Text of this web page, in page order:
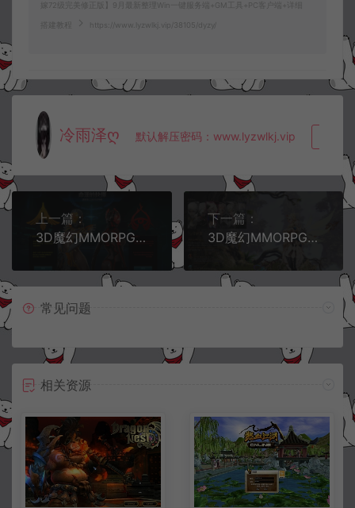
嫁72级完美修正版】9月最新整理Win一键服务端+GM工具+PC客户端+详细
搭建教程 https://www.lyzwlkj.vip/38105/dyzy/
冷雨泽ღ 默认解压密码：www.lyzwlkj.vip
上一篇：
3D魔幻MMORPG端游【女皇之刃7职业汉化版】9月最新整理Win半手工服务端+GM工具+网页注册+PC客户端+详细搭建教程
下一篇：
3D魔幻MMORPG端游【灵魂回响6职业修复版】9月最新整理Win半手工服务端+GM工具+网页注册+PC客户端+详细搭建教程
常见问题
相关资源